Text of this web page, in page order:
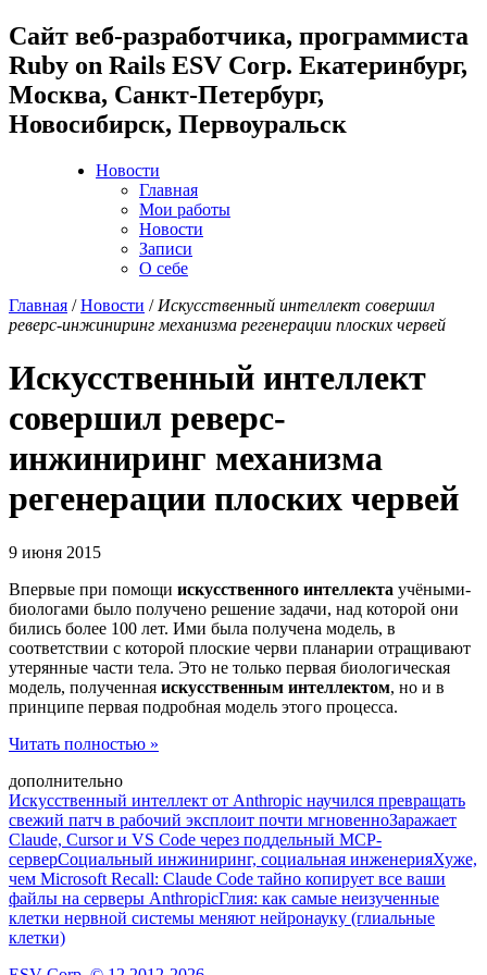
Cайт веб-разработчика, программиста
Ruby on Rails ESV Corp. Екатеринбург,
Москва, Санкт-Петербург,
Новосибирск, Первоуральск
Новости
Главная
Мои работы
Новости
Записи
О себе
Главная /Новости / Искусственный интеллект совершил
реверс-инжиниринг механизма регенерации плоских червей
Искусственный интеллект
совершил реверс-
инжиниринг механизма
регенерации плоских червей
9 июня 2015
Впервые при помощи искусственного интеллекта учёными-
биологами было получено решение задачи, над которой они
бились более 100 лет. Ими была получена модель, в
соответствии с которой плоские черви планарии отращивают
утерянные части тела. Это не только первая биологическая
модель, полученная искусственным интеллектом, но и в
принципе первая подробная модель этого процесса.
Читать полностью »
дополнительно
Искусственный интеллект от Anthropic научился превращать
свежий патч в рабочий эксплоит почти мгновенноЗаражает
Claude, Cursor и VS Code через поддельный MCP-
серверСоциальный инжиниринг, социальная инженерияХуже,
чем Microsoft Recall: Claude Code тайно копирует все ваши
файлы на серверы AnthropicГлия: как самые неизученные
клетки нервной системы меняют нейронауку (глиальные
клетки)